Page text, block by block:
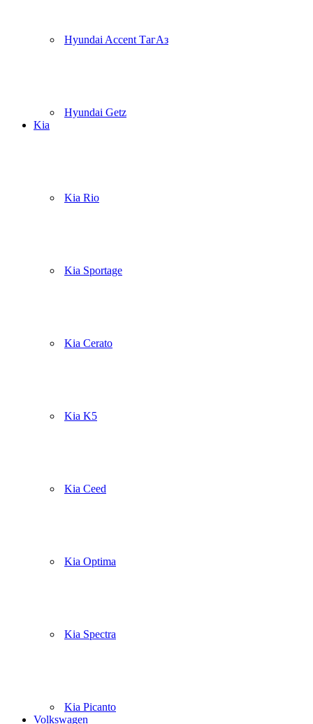
Hyundai Accent ТагАз
Hyundai Getz
Kia
Kia Rio
Kia Sportage
Kia Cerato
Kia K5
Kia Ceed
Kia Optima
Kia Spectra
Kia Picanto
Volkswagen